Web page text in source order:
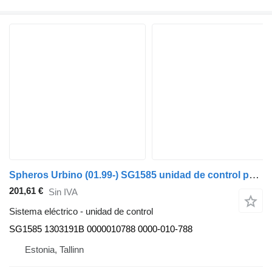
Spheros Urbino (01.99-) SG1585 unidad de control para Solaris Urbino, Alpino, Vacanza (1999-) autobús
201,61 € Sin IVA
Sistema eléctrico - unidad de control
SG1585 1303191B 0000010788 0000-010-788
Estonia, Tallinn